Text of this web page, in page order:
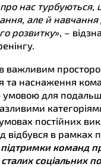
нас турбуються,
але й навчання
розвитку», –
важливим
та наснаження
умовою для
постійних
відбувся в рамках
команд
соціальних